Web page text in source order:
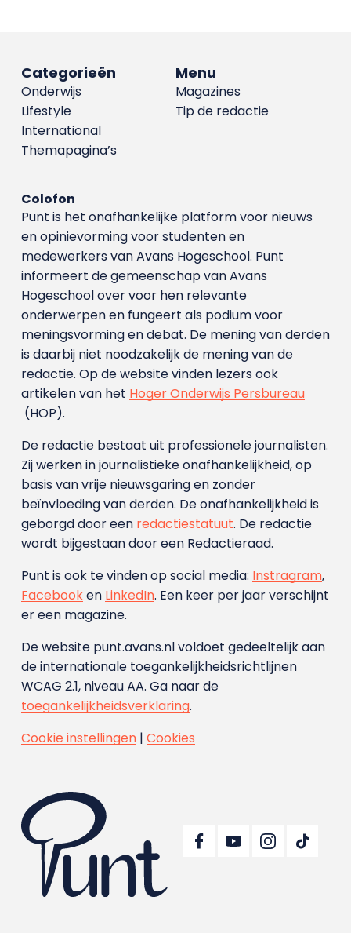
Menu
Magazines
Tip de redactie
Categorieën
Onderwijs
Lifestyle
International
Themapagina’s
Colofon
Punt is het onafhankelijke platform voor nieuws
en opinievorming voor studenten en
medewerkers van Avans Hoge­school. Punt
informeert de gemeenschap van Avans
Hogeschool over voor hen relevante
onderwerpen en fungeert als podium voor
meningsvorming en debat. De mening van derden
is daarbij niet noodzakelijk de mening van de
redactie. Op de website vinden lezers ook
artikelen van het Hoger Onderwijs Persbureau
(HOP).
De redactie bestaat uit professionele journalisten.
Zij werken in journalistieke onafhankelijkheid, op
basis van vrije nieuwsgaring en zonder
beïnvloeding van derden. De onafhankelijkheid is
geborgd door een redactiestatuut. De redactie
wordt bijgestaan door een Redactieraad.
Punt is ook te vinden op social media: Instragram,
Facebooken LinkedIn. Een keer per jaar verschijnt
er een magazine.
De website punt.avans.nl voldoet gedeeltelijk aan
de internationale toegankelijkheidsrichtlijnen
WCAG 2.1, niveau AA. Ga naar de
toegankelijkheidsverklaring.
Cookie instellingen| Cookies